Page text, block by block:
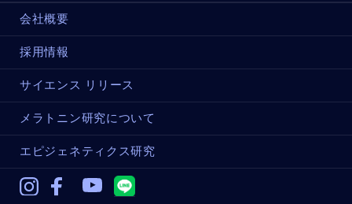
会社概要
採用情報
サイエンス リリース
メラトニン研究について
エピジェネティクス研究
InstagramFacebook